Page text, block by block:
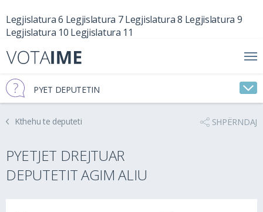
Legjislatura 6 Legjislatura 7 Legjislatura 8 Legjislatura 9
Legjislatura 10 Legjislatura 11
PYET DEPUTETIN
Kthehu te deputeti SHPËRNDAJ
PYETJET DREJTUAR
DEPUTETIT AGIM ALIU